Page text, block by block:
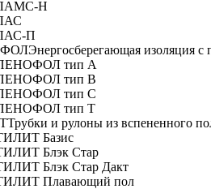
Н
П
Энергосберегающая изоляция с
тип А
тип B
тип C
тип T
Трубки и рулоны из вспененного
Базис
Блэк Стар
Блэк Стар Дакт
Плавающий пол